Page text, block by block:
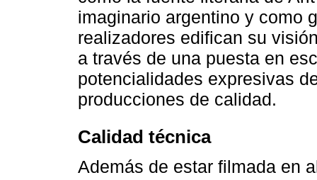
imaginario argentino y como
realizadores edifican su
a través de una puesta en
potencialidades expresivas
producciones de calidad.
Calidad técnica
Además de estar filmada en